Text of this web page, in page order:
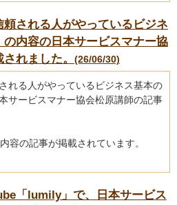
される人がやっているビジネ
内容の日本サービスマナー協
れました。 (26/06/30)
れる人がやっているビジネス基本の
サービスマナー協会松原講師の記事
容の記事が掲載されています。
「lumily」で、日本サービス